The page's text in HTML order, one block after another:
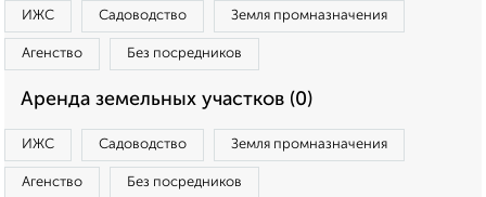
ИЖС Садоводство Земля промназначения
Агенство Без посредников
Аренда земельных участков (0)
ИЖС Садоводство Земля промназначения
Агенство Без посредников